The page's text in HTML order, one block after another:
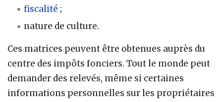
fiscalité ;
nature de culture.
Ces matrices peuvent être obtenues auprès du
centre des impôts fonciers. Tout le monde peut
demander des relevés, même si certaines
informations personnelles sur les propriétaires